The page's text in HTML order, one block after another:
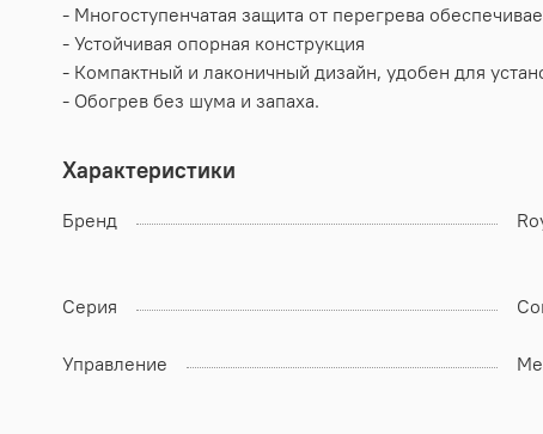
- Многоступенчатая защита от перегрева
- Устойчивая опорная конструкция
- Компактный и лаконичный дизайн, удобен для
- Обогрев без шума и запаха.
Характеристики
Бренд
Серия
Управление